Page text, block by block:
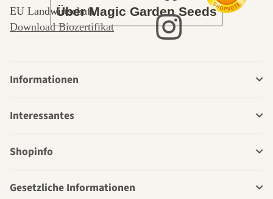
Über Magic Garden Seeds
EU Landwirtschaft
Download Biozertifikat
Informationen
Interessantes
Shopinfo
Gesetzliche Informationen